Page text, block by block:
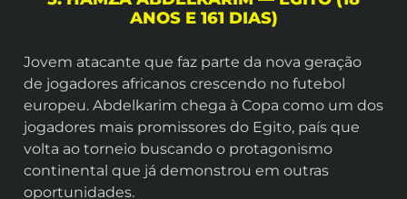
ANOS E 161 DIAS)
Jovem atacante que faz parte da nova geração
de jogadores africanos crescendo no futebol
europeu. Abdelkarim chega à Copa como um dos
jogadores mais promissores do Egito, país que
volta ao torneio buscando o protagonismo
continental que já demonstrou em outras
oportunidades.